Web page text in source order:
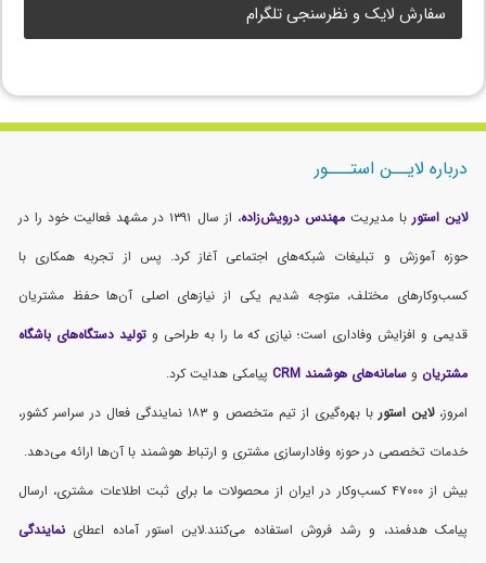
سفارش لایک و نظرسنجی تلگرام